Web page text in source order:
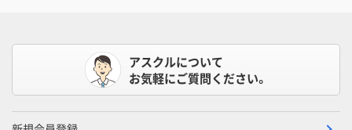
アスクルについて
お気軽にご質問ください。